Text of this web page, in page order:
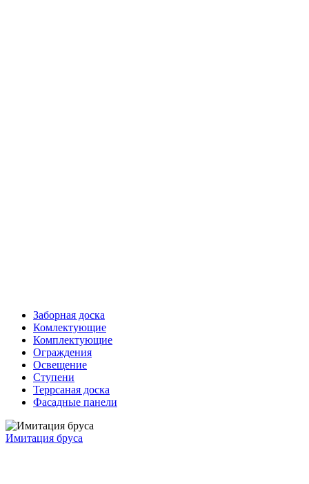
Заборная доска
Комлектующие
Комплектующие
Ограждения
Освещение
Ступени
Террсаная доска
Фасадные панели
Имитация бруса